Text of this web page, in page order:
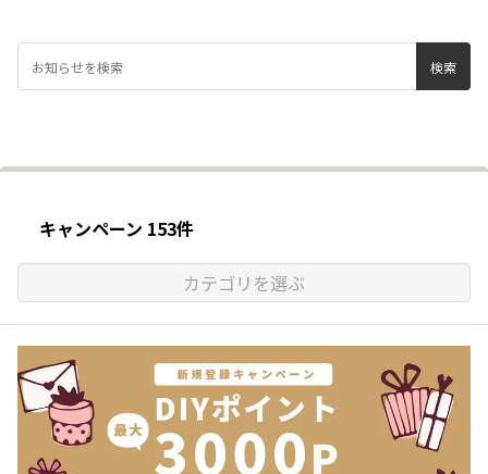
キャンペーン 153件
カテゴリを選ぶ